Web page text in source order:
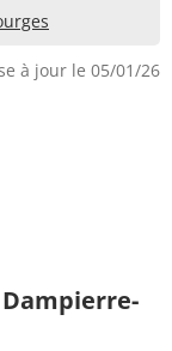
à jour le 05/01/26